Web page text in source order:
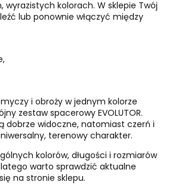
kolorach. W sklepie Twój
lub ponownie włączyć między
i obroży w jednym kolorze
zestaw spacerowy EVOLUTOR.
dobrze widoczne, natomiast czerń i
terenowy charakter.
kolorów, długości i rozmiarów
warto sprawdzić aktualne
na stronie sklepu.